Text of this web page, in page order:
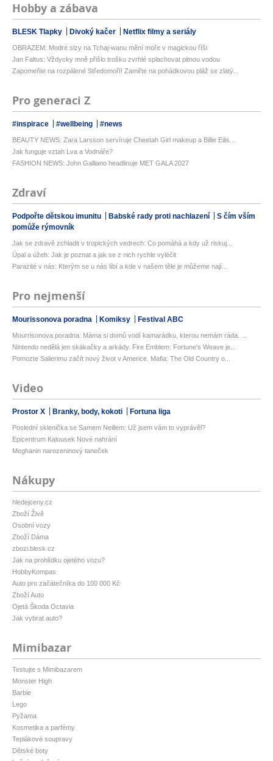
Hobby a zábava
BLESK Tlapky Divoký kačer Netflix filmy a seriály
OBRAZEM: Modré slzy na Tchaj-wanu mění moře v magickou říši
Jan Faltus: Vždycky mně přišlo trošku zvrhlé splachovat pitnou vodou
Zapomeňte na rozpálené Středomoří! Zamiřte na pohádkovou pláž se zlatý...
Pro generaci Z
#inspirace #wellbeing #news
BEAUTY NEWS: Zara Larsson servíruje Cheetah Girl makeup a Billie Eilis...
Jak funguje vztah Lva a Vodnáře?
FASHION NEWS: John Galliano headlinuje MET GALA 2027
Zdraví
Podpořte dětskou imunitu Babské rady proti nachlazení
S čím vším
pomůže rýmovník
Jak se zdravě zchladit v tropických vedrech: Co pomáhá a kdy už riskuj...
Úpal a úžeh: Jak je poznat a jak se z nich rychle vyléčit
Parazité v nás: Kterým se u nás líbí a kde v našem těle je můžeme nají...
Pro nejmenší
Mourissonova poradna Komiksy Festival ABC
Mourrisonova poradna: Máma si domů vodí kamarádku, kterou nemám ráda. ...
Nintendo nedělá jen skákačky a arkády. Fire Emblem: Fortune's Weave je...
Pomozte Salierimu začít nový život v Americe. Mafia: The Old Country o...
Video
Prostor X Branky, body, kokoti Fortuna liga
Poslední sklenička se Samem Neillem: Už jsem vám to vyprávěl?
Epicentrum Kalousek Nové nahrání
Meghanin narozeninový taneček
Nákupy
hledejceny.cz
Zboží Živě
Osobní vozy
Zboží Dáma
zbozi.blesk.cz
Jak na prohlídku ojetého vozu?
HobbyKompas
Auto pro začátečníka do 100 000 Kč
Zboží Auto
Ojetá Škoda Octavia
Jak vybrat auto?
Mimibazar
Testujte s Mimibazarem
Monster High
Barbie
Lego
Pyžama
Kosmetika a parfémy
Teplákové soupravy
Dětské boty